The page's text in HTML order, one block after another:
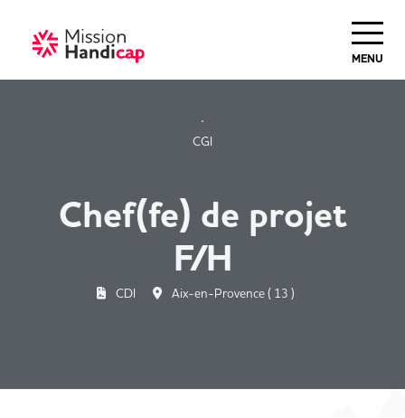
MENU
CGI
Chef(fe) de projet
F/H
CDI Aix-en-Provence ( 13 )